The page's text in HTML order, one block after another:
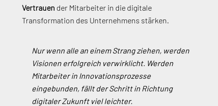
Vertrauen der Mitarbeiter in die digitale
Transformation des Unternehmens stärken.
Nur wenn alle an einem Strang ziehen, werden
Visionen erfolgreich verwirklicht. Werden
Mitarbeiter in Innovationsprozesse
eingebunden, fällt der Schritt in Richtung
digitaler Zukunft viel leichter.